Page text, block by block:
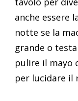
anche essere
notte se la
grande o
pulire il mayo
per lucidare il